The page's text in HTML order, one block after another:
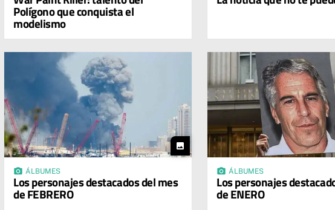
Polígono que conquista el
modelismo
photo
photo_camera ÁLBUMES
Los personajes destacados del mes
de FEBRERO
photo_camera ÁLBUMES
Los personajes
de ENERO